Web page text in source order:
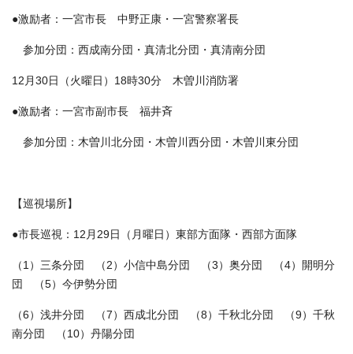
●激励者：一宮市長 中野正康・一宮警察署長
参加分団：西成南分団・真清北分団・真清南分団
12月30日（火曜日）18時30分 木曽川消防署
●激励者：一宮市副市長 福井斉
参加分団：木曽川北分団・木曽川西分団・木曽川東分団
【巡視場所】
●市長巡視：12月29日（月曜日）東部方面隊・西部方面隊
（1）三条分団 （2）小信中島分団 （3）奥分団 （4）開明分
団 （5）今伊勢分団
（6）浅井分団 （7）西成北分団 （8）千秋北分団 （9）千秋
南分団 （10）丹陽分団